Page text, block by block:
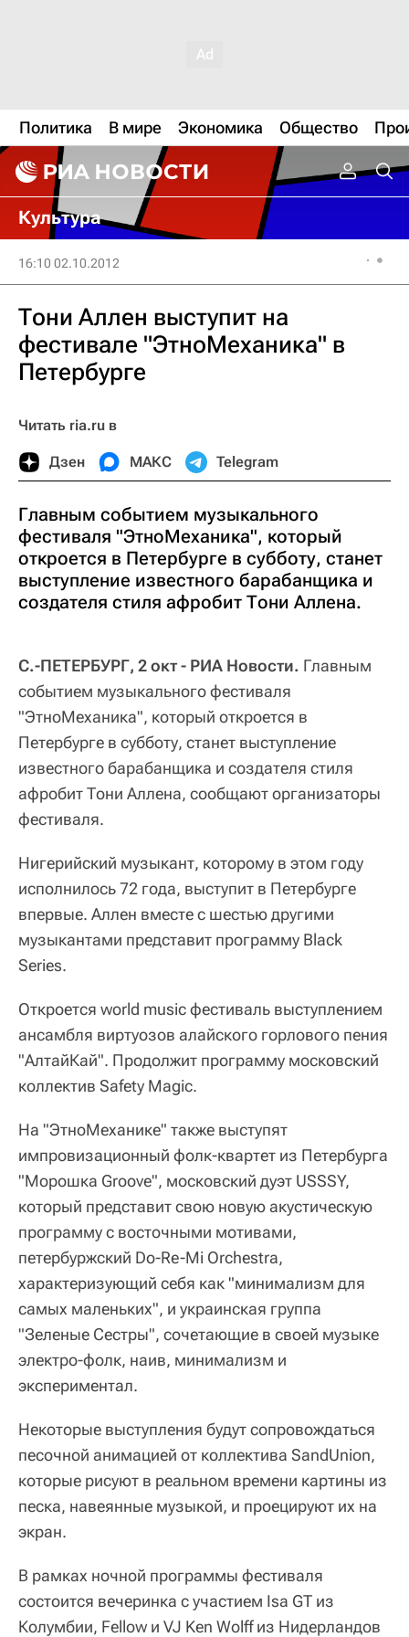
Политика В мире Экономика Общество
Культура
16:10 02.10.2012
Тони Аллен выступит на
фестивале "ЭтноМеханика" в
Петербурге
Читать ria.ru в
Дзен МАКС Telegram
Главным событием музыкального
фестиваля "ЭтноМеханика", который
откроется в Петербурге в субботу, станет
выступление известного барабанщика и
создателя стиля афробит Тони Аллена.
С.-ПЕТЕРБУРГ, 2 окт - РИА Новости. Главным
событием музыкального фестиваля
"ЭтноМеханика", который откроется в
Петербурге в субботу, станет выступление
известного барабанщика и создателя стиля
афробит Тони Аллена, сообщают организаторы
фестиваля.
Нигерийский музыкант, которому в этом году
исполнилось 72 года, выступит в Петербурге
впервые. Аллен вместе с шестью другими
музыкантами представит программу Black
Series.
Откроется world music фестиваль выступлением
ансамбля виртуозов алайского горлового пения
"АлтайКай". Продолжит программу московский
коллектив Safety Magic.
На "ЭтноМеханике" также выступят
импровизационный фолк-квартет из Петербурга
"Морошка Groove", московский дуэт USSSY,
который представит свою новую акустическую
программу с восточными мотивами,
петербуржский Do-Re-Mi Orchestra,
характеризующий себя как "минимализм для
самых маленьких", и украинская группа
"Зеленые Сестры", сочетающие в своей музыке
электро-фолк, наив, минимализм и
экспериментал.
Некоторые выступления будут сопровождаться
песочной анимацией от коллектива SandUnion,
которые рисуют в реальном времени картины из
песка, навеянные музыкой, и проецируют их на
экран.
В рамках ночной программы фестиваля
состоится вечеринка с участием Isa GT из
Колумбии, Fellow и VJ Ken Wolff из Нидерландов